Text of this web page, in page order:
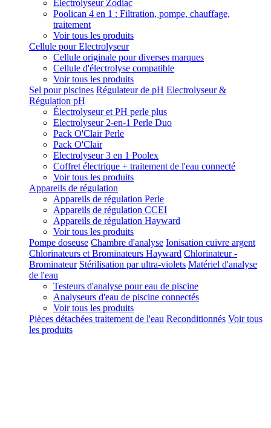
Electrolyseur Zodiac
Poolican 4 en 1 : Filtration, pompe, chauffage,
traitement
Voir tous les produits
Cellule pour Electrolyseur
Cellule originale pour diverses marques
Cellule d'électrolyse compatible
Voir tous les produits
Sel pour piscines Régulateur de pH Electrolyseur &
Régulation pH
Électrolyseur et PH perle plus
Electrolyseur 2-en-1 Perle Duo
Pack O'Clair Perle
Pack O'Clair
Electrolyseur 3 en 1 Poolex
Coffret électrique + traitement de l'eau connecté
Voir tous les produits
Appareils de régulation
Appareils de régulation Perle
Appareils de régulation CCEI
Appareils de régulation Hayward
Voir tous les produits
Pompe doseuse Chambre d'analyse Ionisation cuivre argent
Chlorinateurs et Brominateurs Hayward Chlorinateur -
Brominateur Stérilisation par ultra-violets Matériel d'analyse
de l'eau
Testeurs d'analyse pour eau de piscine
Analyseurs d'eau de piscine connectés
Voir tous les produits
Pièces détachées traitement de l'eau Reconditionnés Voir tous
les produits